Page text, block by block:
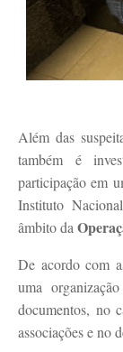
Além das
também é
participação em
Instituto
âmbito da
De acordo com
uma
documentos, no
associações e no